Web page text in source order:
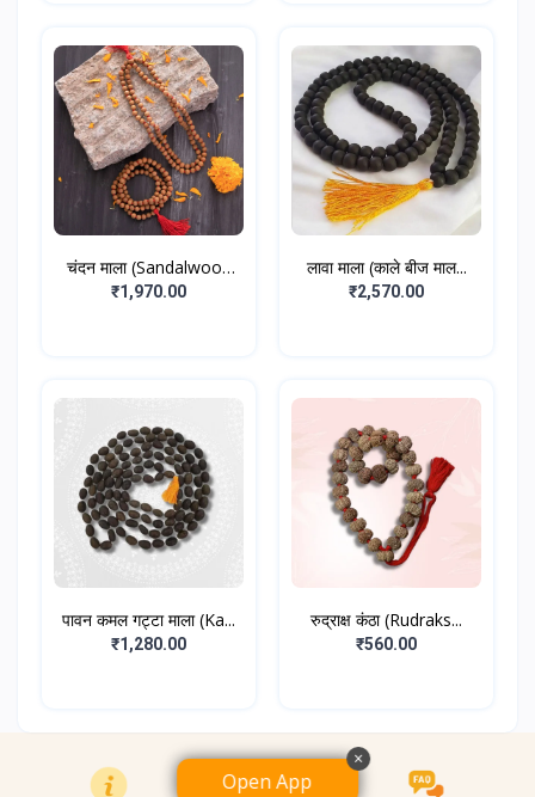
चंदन माला (Sandalwood
M...
₹1,970.00
लावा माला (काले बीज माल...
₹2,570.00
पावन कमल गट्टा माला (Ka...
₹1,280.00
रुद्राक्ष कंठा (Rudraks...
₹560.00
Open App
×